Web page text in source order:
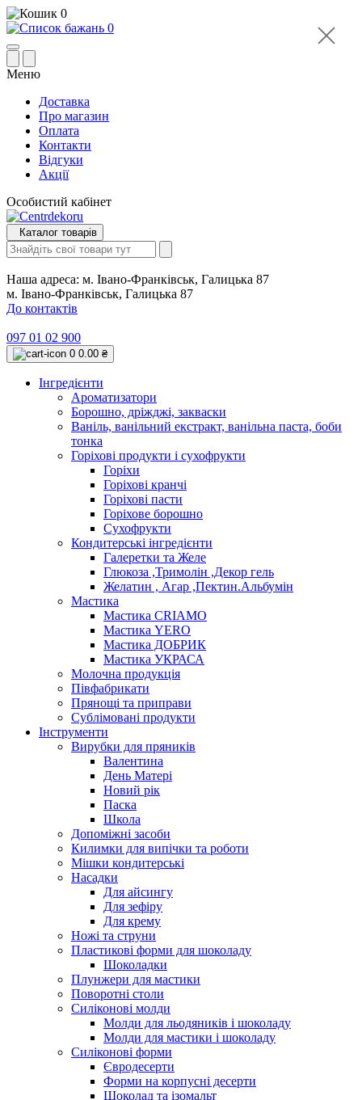
0
0
Меню
Доставка
Про магазин
Оплата
Контакти
Відгуки
Акції
Особистий кабінет
Каталог товарів
Наша адреса: м. Івано-Франківськ, Галицька 87
м. Івано-Франківськ, Галицька 87
До контактів
097 01 02 900
0 0.00 ₴
Інгредієнти
Ароматизатори
Борошно, дріжджі, закваски
Ваніль, ванільний екстракт, ванільна паста, боби
тонка
Горіхові продукти і сухофрукти
Горіхи
Горіхові кранчі
Горіхові пасти
Горіхове борошно
Сухофрукти
Кондитерські інгредієнти
Галеретки та Желе
Глюкоза ,Тримолін ,Декор гель
Желатин , Агар ,Пектин.Альбумін
Мастика
Мастика CRIAMO
Мастика YERO
Мастика ДОБРИК
Мастика УКРАСА
Молочна продукція
Півфабрикати
Прянощі та приправи
Сублімовані продукти
Інструменти
Вирубки для пряників
Валентина
День Матері
Новий рік
Паска
Школа
Допоміжні засоби
Килимки для випічки та роботи
Мішки кондитерські
Насадки
Для айсингу
Для зефіру
Для крему
Ножі та струни
Пластикові форми для шоколаду
Шоколадки
Плунжери для мастики
Поворотні столи
Силіконові молди
Молди для льодяників і шоколаду
Молди для мастики і шоколаду
Силіконові форми
Євродесерти
Форми на корпусні десерти
Шоколад та ізомальт